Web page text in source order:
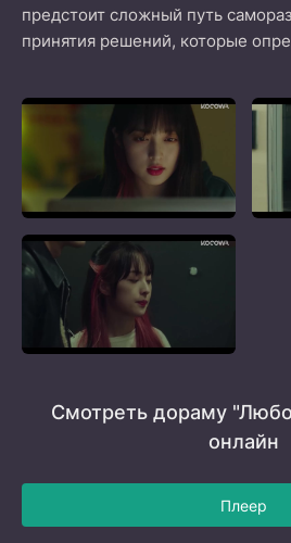
предстоит сложный путь
принятия решений, которые
Смотреть дораму
онлайн
Плеер